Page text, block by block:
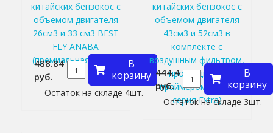
китайских бензокос с
объемом двигателя
26см3 и 33 см3 BEST
FLY ANABA
(премиальная серия)
488.84
руб.
В
корзину
Остаток на складе 4шт.
китайских бензокос с
объемом двигателя
43см3 и 52см3 в
комплекте с
воздушным фильтром,
прокладкой и
праймером (Piran,
серия Extra)
444.4
руб.
В
корзину
Остаток на складе 3шт.